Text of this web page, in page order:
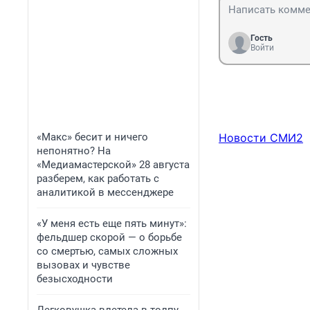
«Макс» бесит и ничего
непонятно? На
«Медиамастерской» 28 августа
разберем, как работать с
аналитикой в мессенджере
«У меня есть еще пять минут»:
фельдшер скорой — о борьбе
со смертью, самых сложных
вызовах и чувстве
безысходности
Гость
Войти
Новости СМИ2